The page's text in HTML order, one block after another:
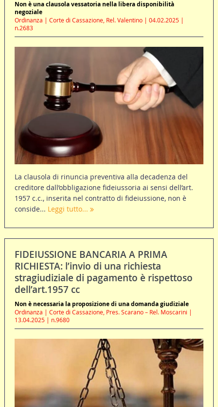
Non è una clausola vessatoria nella libera disponibilità
negoziale
Ordinanza | Corte di Cassazione, Rel. Valentino | 04.02.2025 |
n.2683
La clausola di rinuncia preventiva alla decadenza del
creditore dall’obbligazione fideiussoria ai sensi dell’art.
1957 c.c., inserita nel contratto di fideiussione, non è
conside... Leggi tutto...
FIDEIUSSIONE BANCARIA A PRIMA
RICHIESTA: l’invio di una richiesta
stragiudiziale di pagamento è rispettoso
dell’art.1957 cc
Non è necessaria la proposizione di una domanda giudiziale
Ordinanza | Corte di Cassazione, Pres. Scarano – Rel. Moscarini |
13.04.2025 | n.9680